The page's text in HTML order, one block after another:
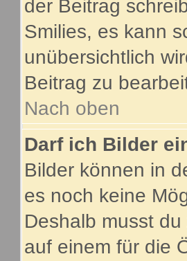
der Beitrag
Smilies, es kann
unübersichtlich
Beitrag zu
Nach oben
Darf ich Bilder
Bilder können in
es noch keine
Deshalb musst
auf einem für die